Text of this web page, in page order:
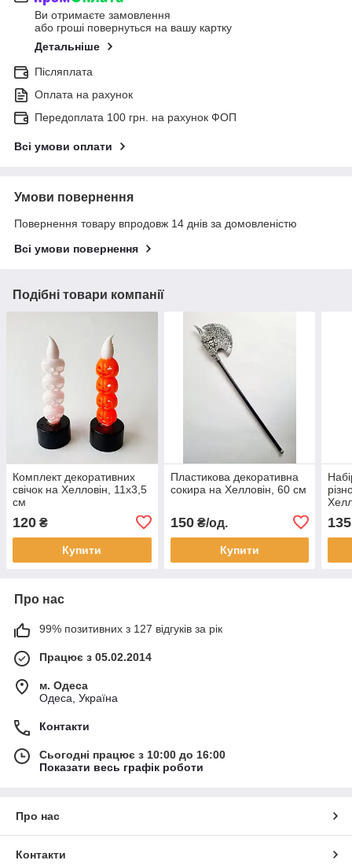
Ви отримаєте замовлення
або гроші повернуться на вашу картку
Детальніше
Післяплата
Оплата на рахунок
Передоплата 100 грн. на рахунок ФОП
Всі умови оплати
Умови повернення
Повернення товару впродовж 14 днів за домовленістю
Всі умови повернення
Подібні товари компанії
Комплект декоративних
свічок на Хелловін, 11х3,5
см
120 ₴
Купити
Пластикова декоративна
сокира на Хелловін, 60 см
150₴/од.
Купити
135
Про нас
99% позитивних з 127 відгуків за рік
Працює з 05.02.2014
м. Одеса
Одеса, Україна
Контакти
Сьогодні працює з 10:00 до 16:00
Показати весь графік роботи
Про нас
Контакти